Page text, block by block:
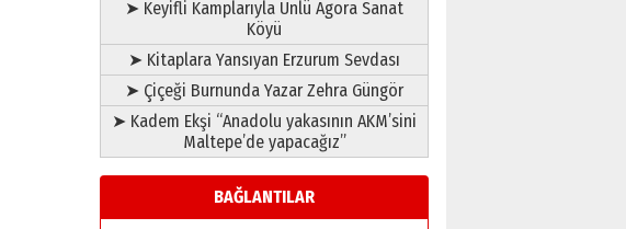
➤ Keyifli Kamplarıyla Ünlü Agora Sanat
Köyü
➤ Kitaplara Yansıyan Erzurum Sevdası
➤ Çiçeği Burnunda Yazar Zehra Güngör
➤ Kadem Ekşi “Anadolu yakasının AKM’sini
Maltepe’de yapacağız”
BAĞLANTILAR